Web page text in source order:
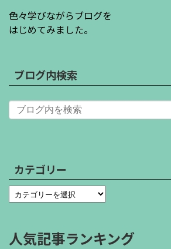
色々学びながらブログを
はじめてみました。
ブログ内検索
カテゴリー
人気記事ランキング